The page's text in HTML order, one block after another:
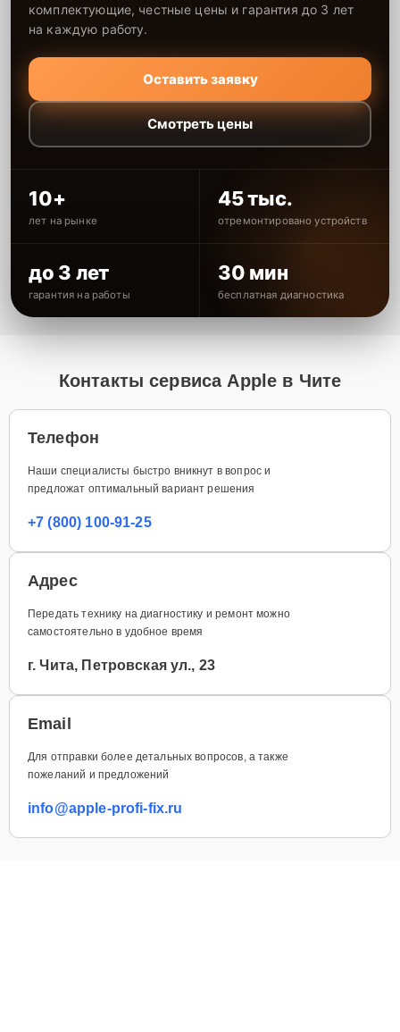
комплектующие, честные цены и гарантия до 3 лет
на каждую работу.
Оставить заявку
Смотреть цены
10+
лет на рынке
45 тыс.
отремонтировано устройств
до 3 лет
гарантия на работы
30 мин
бесплатная диагностика
Контакты сервиса Apple в Чите
Телефон
Наши специалисты быстро вникнут в вопрос и
предложат оптимальный вариант решения
+7 (800) 100-91-25
Адрес
Передать технику на диагностику и ремонт можно
самостоятельно в удобное время
г. Чита, Петровская ул., 23
Email
Для отправки более детальных вопросов, а также
пожеланий и предложений
info@apple-profi-fix.ru